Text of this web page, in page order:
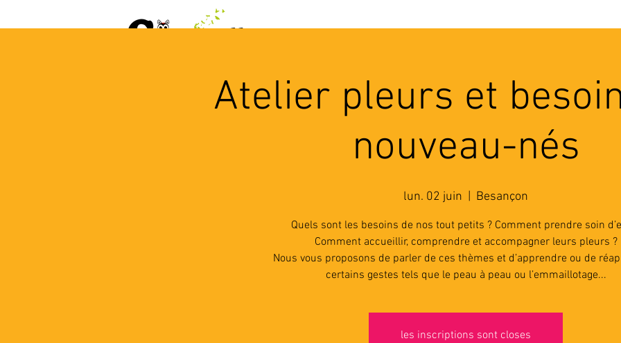
Atelier pleurs et
nouveau-nés
lun. 02 juin Besançon
Quels sont les besoins de nos tout petits ? Comment prendre soin
Comment accueillir, comprendre et accompagner leurs pleurs ?
Nous vous proposons de parler de ces thèmes et d’apprendre ou de
certains gestes tels que le peau à peau ou l’emmaillotage...
les inscriptions sont closes